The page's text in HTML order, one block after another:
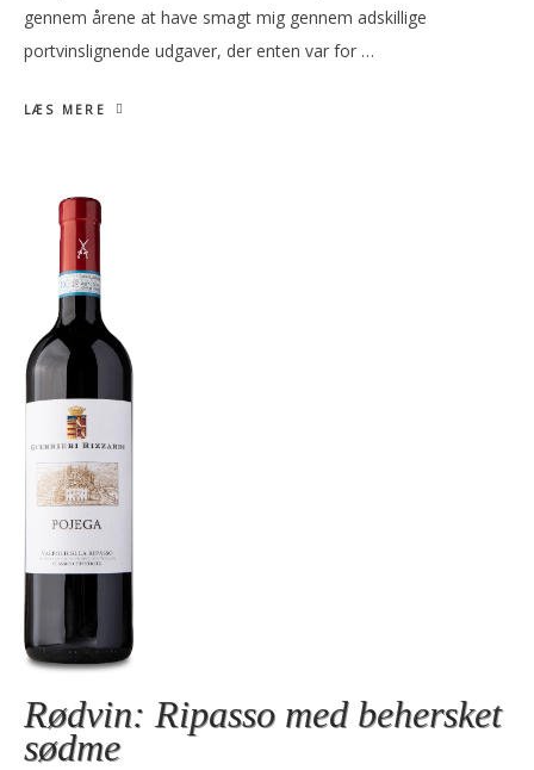
gennem årene at have smagt mig gennem adskillige
portvinslignende udgaver, der enten var for …
LÆS MERE
Rødvin: Ripasso med behersket
sødme